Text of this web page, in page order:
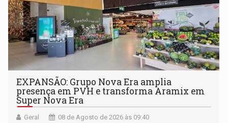
EXPANSÃO: Grupo Nova Era amplia
presença em PVH e transforma Aramix em
Super Nova Era
Geral 08 de Agosto de 2026 às 09:40